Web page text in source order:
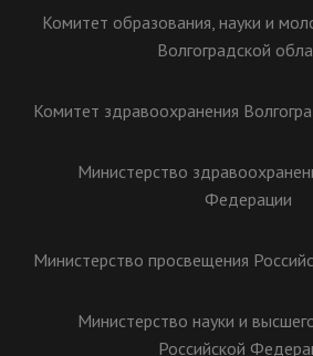
Комитет образования, науки и
Волгоградской
Комитет здравоохранения
Министерство
Федерации
Министерство просвещения
Министерство науки и
Российской